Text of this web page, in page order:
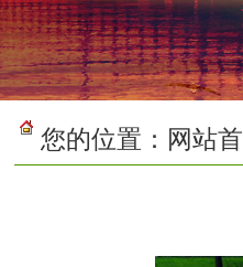
您的位置： 网站